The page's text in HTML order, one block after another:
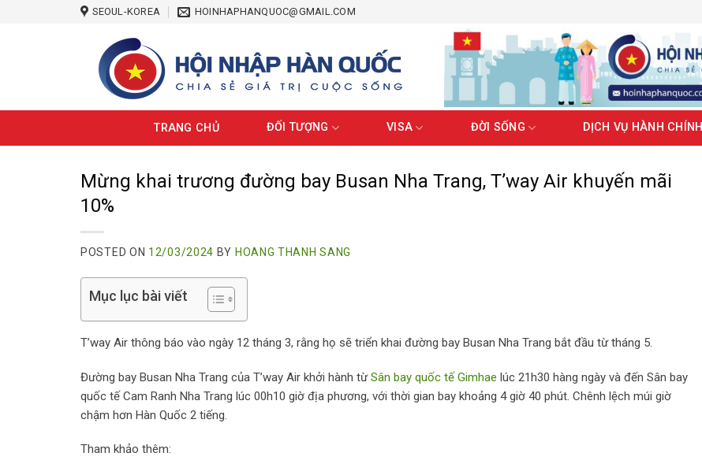
SEOUL-KOREA HOINHAPHANQUOC@GMAIL.COM
TRANG CHỦ ĐỐI TƯỢNG VISA ĐỜI SỐNG DỊCH VỤ HÀNH CHÍNH
Mừng khai trương đường bay Busan Nha Trang, T’way Air khuyến mãi
10%
POSTED ON 12/03/2024 BY HOANG THANH SANG
Mục lục bài viết
T’way Air thông báo vào ngày 12 tháng 3, rằng họ sẽ triển khai đường bay Busan Nha Trang bắt đầu từ tháng 5.
Đường bay Busan Nha Trang của T’way Air khởi hành từSân bay quốc tế Gimhae lúc 21h30 hàng ngày và đến Sân bay
quốc tế Cam Ranh Nha Trang lúc 00h10 giờ địa phương, với thời gian bay khoảng 4 giờ 40 phút. Chênh lệch múi giờ
chậm hơn Hàn Quốc 2 tiếng.
Tham khảo thêm: